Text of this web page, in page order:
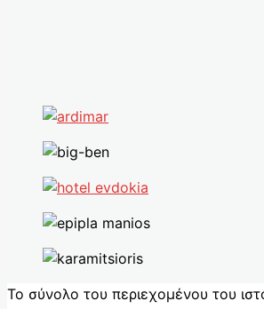
Το σύνολο του περιεχομένου του